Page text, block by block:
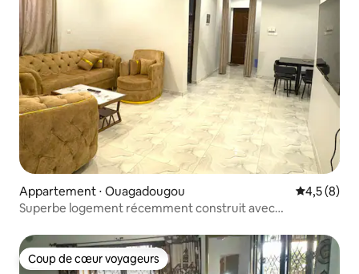
Appartement ⋅ Ouagadougou Évaluation
4,5 (8)
Superbe logement récemment construit avec
Coup de cœur voyageurs
Coup de cœur voyageurs